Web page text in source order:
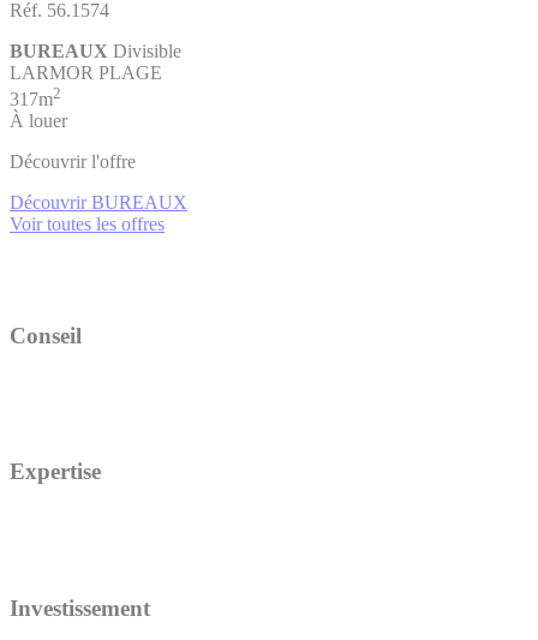
Réf. 56.1574
BUREAUX Divisible
LARMOR PLAGE
317m2
À louer
Découvrir l'offre
Découvrir BUREAUX
Voir toutes les offres
Conseil
Expertise
Investissement